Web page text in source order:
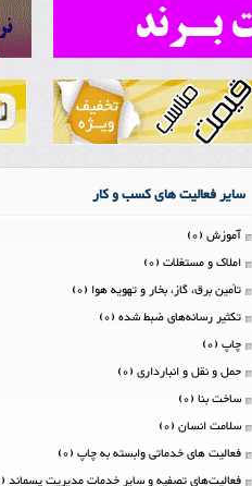
سایر فعالیت های کسب و کار
آموزش (0)
املاک و مستغلات (0)
تأمین برق، گاز، بخار و تهویه هوا (0)
تکثیر رسانه‌های ضبط شده (0)
چاپ (0)
حمل و نقل و انبارداری (0)
ساخت بنا (0)
سلامت انسان (0)
فعالیت های خدماتی وابسته به چاپ (0)
فعالیت‌های تصفیه و سایر خدمات مدیریت پسماند (0)